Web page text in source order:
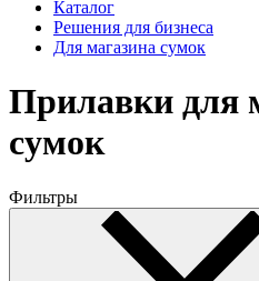
Каталог
Решения для бизнеса
Для магазина сумок
Прилавки для
сумок
Фильтры